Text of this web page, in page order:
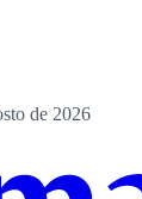
de 2026